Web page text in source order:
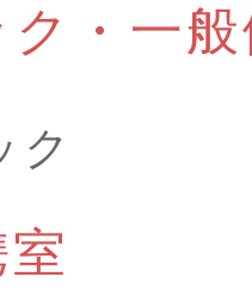
・一
ク